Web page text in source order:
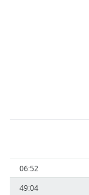
забившие
голы
Время Имя
игрока
06:52
49:04